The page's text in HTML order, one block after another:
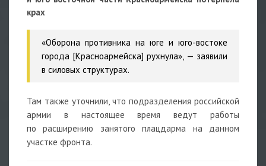
крах
«Оборона противника на юге и юго-востоке
города [Красноармейска] рухнула», — заявили
в силовых структурах.
Там также уточнили, что подразделения российской
армии в настоящее время ведут работы
по расширению занятого плацдарма на данном
участке фронта.